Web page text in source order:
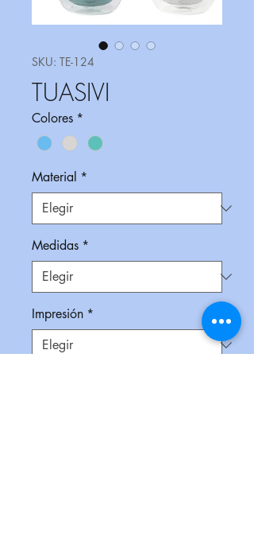
SKU: TE-124
TUASIVI
Colores *
Material *
Medidas *
Impresión *